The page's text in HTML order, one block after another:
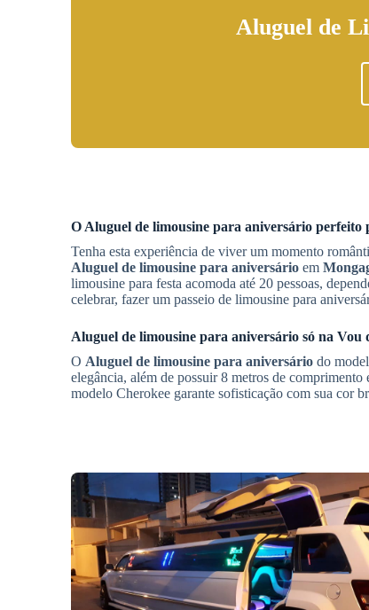
Aluguel de
O Aluguel de limousine para aniversário perfeito
Tenha esta experiência de viver um momento
Aluguel de limousine para aniversário em
limousine para festa acomoda até 20 pessoas,
celebrar, fazer um passeio de limousine para
Aluguel de limousine para aniversário só na Vou
O Aluguel de limousine para aniversário do
elegância, além de possuir 8 metros de comprimento
modelo Cherokee garante sofisticação com sua cor